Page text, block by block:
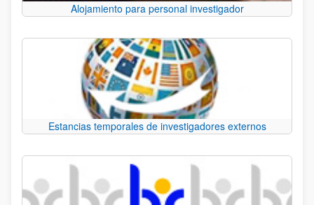
Alojamiento para personal investigador
Estancias temporales de investigadores externos